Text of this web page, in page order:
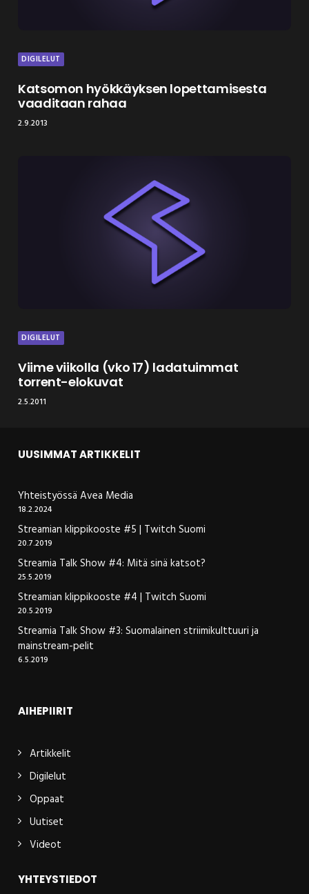
DIGILELUT
Katsomon hyökkäyksen lopettamisesta
vaaditaan rahaa
2.9.2013
DIGILELUT
Viime viikolla (vko 17) ladatuimmat
torrent-elokuvat
2.5.2011
UUSIMMAT ARTIKKELIT
Yhteistyössä Avea Media
18.2.2024
Streamian klippikooste #5 | Twitch Suomi
20.7.2019
Streamia Talk Show #4: Mitä sinä katsot?
25.5.2019
Streamian klippikooste #4 | Twitch Suomi
20.5.2019
Streamia Talk Show #3: Suomalainen striimikulttuuri ja
mainstream-pelit
6.5.2019
AIHEPIIRIT
Artikkelit
Digilelut
Oppaat
Uutiset
Videot
YHTEYSTIEDOT